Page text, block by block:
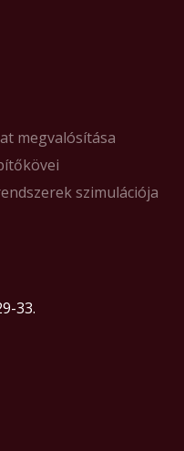
megvalósítása
szimulációja
33.